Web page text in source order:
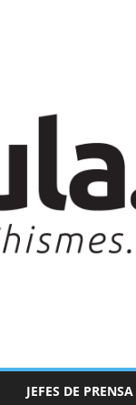
JEFES DE PRENSA